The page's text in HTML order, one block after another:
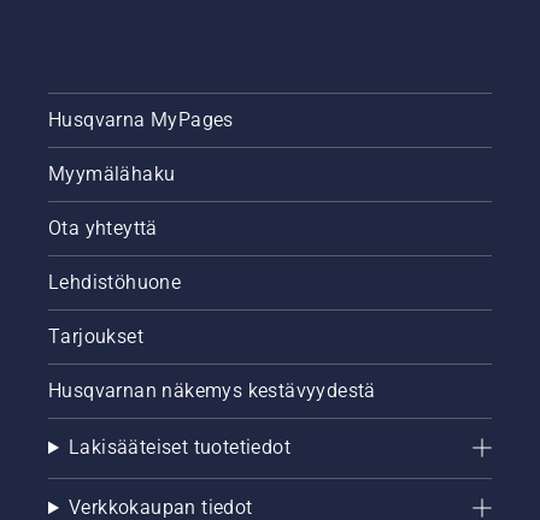
Husqvarna MyPages
Myymälähaku
Ota yhteyttä
Lehdistöhuone
Tarjoukset
Husqvarnan näkemys kestävyydestä
Lakisääteiset tuotetiedot
Verkkokaupan tiedot